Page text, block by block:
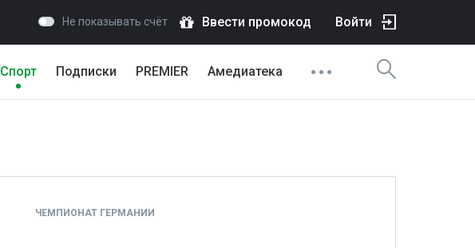
Не показывать счёт Ввести промокод Войти
Спорт Подписки PREMIER Амедиатека
ЧЕМПИОНАТ ГЕРМАНИИ